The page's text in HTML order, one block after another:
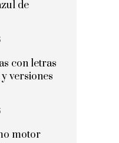
de
con letras
versiones
motor